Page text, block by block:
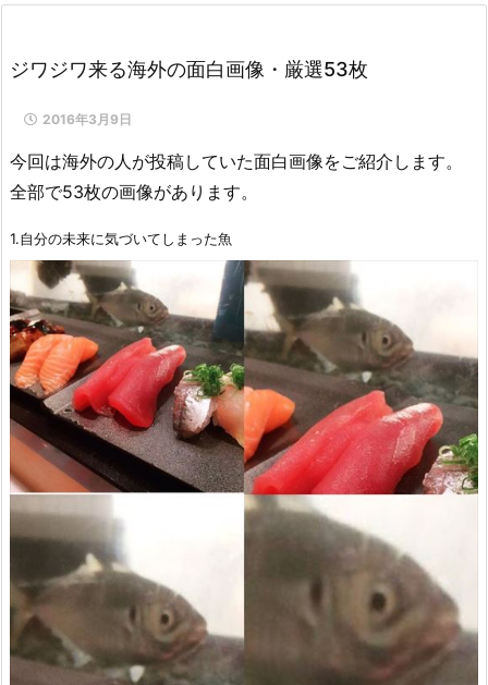
ジワジワ来る海外の面白画像・厳選53枚
2016年3月9日
今回は海外の人が投稿していた面白画像をご紹介します。
全部で53枚の画像があります。
1.自分の未来に気づいてしまった魚